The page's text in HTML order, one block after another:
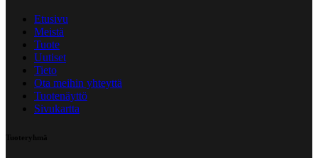
Etusivu
Meistä
Tuote
Uutiset
Tieto
Ota meihin yhteyttä
Tuotenäyttö
Sivukartta
Tuoteryhmä